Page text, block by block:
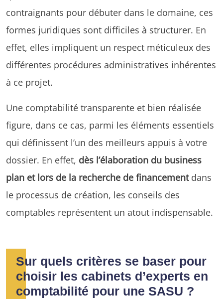
contraignants pour débuter dans le domaine, ces
formes juridiques sont difficiles à structurer. En
effet, elles impliquent un respect méticuleux des
différentes procédures administratives inhérentes
à ce projet.
Une comptabilité transparente et bien réalisée
figure, dans ce cas, parmi les éléments essentiels
qui définissent l’un des meilleurs appuis à votre
dossier. En effet, dès l’élaboration du business
plan et lors de la recherche de financementdans
le processus de création, les conseils des
comptables représentent un atout indispensable.
Sur quels critères se baser pour
choisir les cabinets d’experts en
comptabilité pour une SASU ?